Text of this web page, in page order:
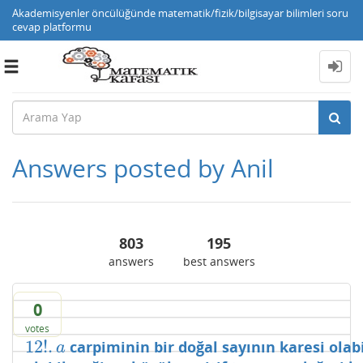
Akademisyenler öncülüğünde matematik/fizik/bilgisayar bilimleri soru
cevap platformu
Toggle
Answers posted by Anil
803
answers
195
best answers
0
votes
12!.a
12!.a carpiminin bir doğal sayının karesi